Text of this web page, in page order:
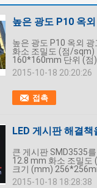
높은 광도 P10 옥
접촉
높은 광도 P10 옥외
화소 조밀도 (점/sqm)
160*160mm 단위 (점)
2015-10-18 20:20:26
LED 게시판 해결책
큰 게시판 SMD3535
12.8 mm 화소 조밀도
크기 (mm)
2015-10-18 18:28:38